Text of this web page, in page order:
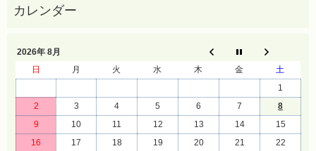
2026年 8月
日
月 火 水 木 金
土
1
2
3 4 5 6 7
8
9
10 11 12 13 14
15
16
17 18 19 20 21 22